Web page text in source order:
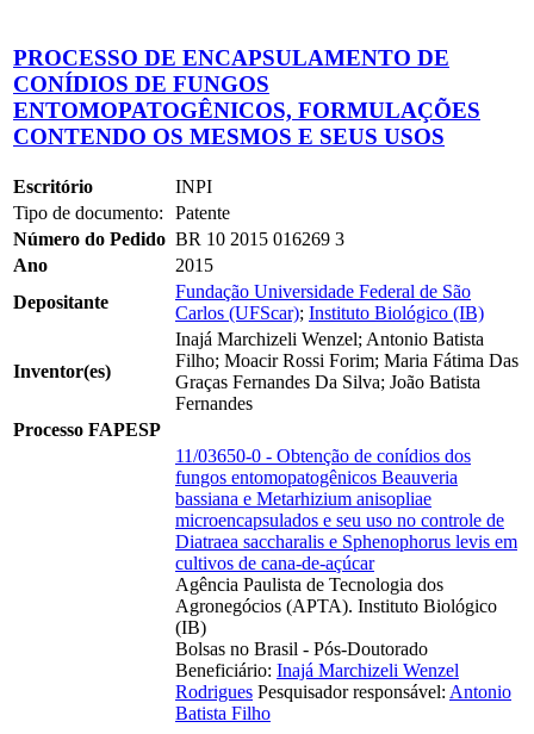
PROCESSO DE ENCAPSULAMENTO DE
CONÍDIOS DE FUNGOS
ENTOMOPATOGÊNICOS, FORMULAÇÕES
CONTENDO OS MESMOS E SEUS USOS
Escritório
INPI
Tipo de documento:
Patente
Número do Pedido BR 10 2015 016269 3
Ano
2015
Depositante
Fundação Universidade Federal de São
Carlos (UFScar); Instituto Biológico (IB)
Inventor(es)
Inajá Marchizeli Wenzel; Antonio Batista
Filho; Moacir Rossi Forim; Maria Fátima Das
Graças Fernandes Da Silva; João Batista
Fernandes
Processo FAPESP
11/03650-0 - Obtenção de conídios dos
fungos entomopatogênicos Beauveria
bassiana e Metarhizium anisopliae
microencapsulados e seu uso no controle de
Diatraea saccharalis e Sphenophorus levis em
cultivos de cana-de-açúcar
Agência Paulista de Tecnologia dos
Agronegócios (APTA). Instituto Biológico
(IB)
Bolsas no Brasil - Pós-Doutorado
Beneficiário: Inajá Marchizeli Wenzel
Rodrigues Pesquisador responsável: Antonio
Batista Filho